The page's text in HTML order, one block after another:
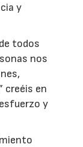
y
todos
nos
creéis en
y